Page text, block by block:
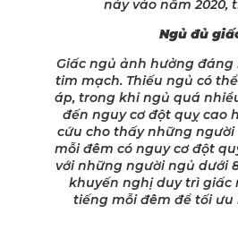
này vào năm 2020,
Ngủ đủ
Giấc ngủ ảnh hưởng đáng
tim mạch. Thiếu ngủ có
áp, trong khi ngủ quá
đến nguy cơ đột quỵ cao
cứu cho thấy những
mỗi đêm có nguy cơ đột
với những người ngủ dưới
khuyến nghị duy trì giấc
tiếng mỗi đêm để tối ưu